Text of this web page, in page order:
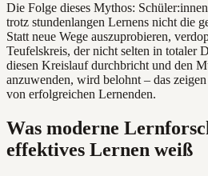
Die Folge dieses Mythos:
trotz stundenlangen Lernens nicht die
Statt neue Wege auszuprobieren,
Teufelskreis, der nicht selten in totaler
diesen Kreislauf durchbricht und den
anzuwenden, wird belohnt – das
von erfolgreichen Lernenden.
Was moderne
effektives Lernen weiß